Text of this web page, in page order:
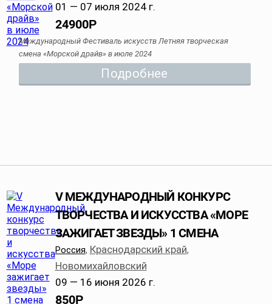
01 — 07 июля 2024 г.
24900Р
Международный Фестиваль искусств Летняя творческая
смена «Морской драйв» в июле 2024
Подробнее
V МЕЖДУНАРОДНЫЙ КОНКУРС
ТВОРЧЕСТВА И ИСКУССТВА «МОРЕ
ЗАЖИГАЕТ ЗВЕЗДЫ» 1 СМЕНА
Россия, Краснодарский край,
Новомихайловский
09 — 16 июня 2026 г.
850Р